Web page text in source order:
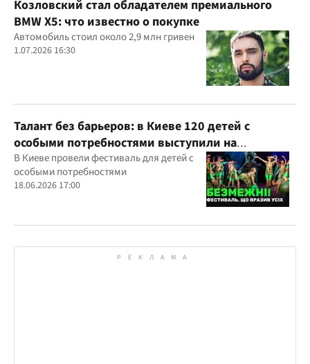
Козловский стал обладателем премиального
BMW X5: что известно о покупке
Автомобиль стоил около 2,9 млн гривен
1.07.2026 16:30
Талант без барьеров: в Киеве 120 детей с
особыми потребностями выступили на
всеукраинском фестивале
В Киеве провели фестиваль для детей с
особыми потребностями
18.06.2026 17:00